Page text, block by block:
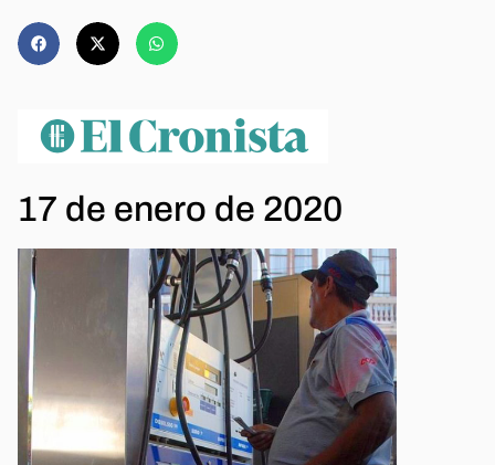
17 de enero de 2020